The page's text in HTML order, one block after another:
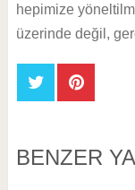
hepimize
üzerinde değil,
BENZER